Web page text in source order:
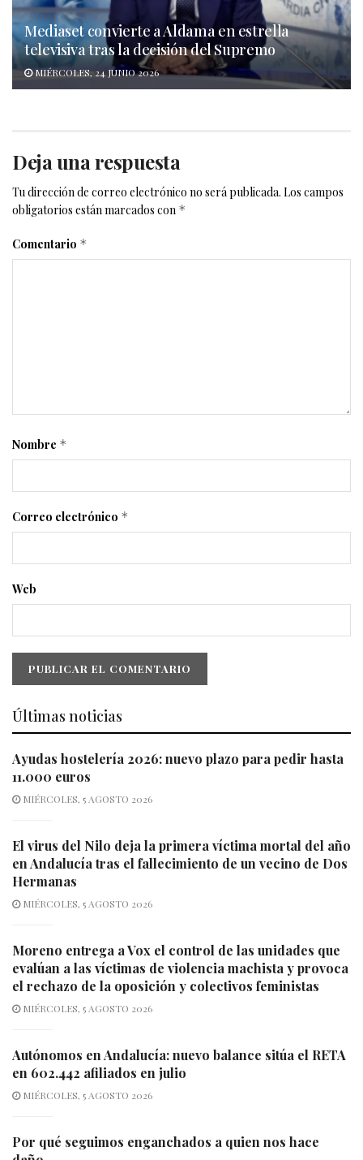
Mediaset convierte a Aldama en estrella
televisiva tras la decisión del Supremo
MIÉRCOLES, 24 JUNIO 2026
Deja una respuesta
Tu dirección de correo electrónico no será publicada. Los campos
obligatorios están marcados con *
Comentario *
Nombre *
Correo electrónico *
Web
Últimas noticias
Ayudas hostelería 2026: nuevo plazo para pedir hasta
11.000 euros
MIÉRCOLES, 5 AGOSTO 2026
El virus del Nilo deja la primera víctima mortal del año
en Andalucía tras el fallecimiento de un vecino de Dos
Hermanas
MIÉRCOLES, 5 AGOSTO 2026
Moreno entrega a Vox el control de las unidades que
evalúan a las víctimas de violencia machista y provoca
el rechazo de la oposición y colectivos feministas
MIÉRCOLES, 5 AGOSTO 2026
Autónomos en Andalucía: nuevo balance sitúa el RETA
en 602.442 afiliados en julio
MIÉRCOLES, 5 AGOSTO 2026
Por qué seguimos enganchados a quien nos hace